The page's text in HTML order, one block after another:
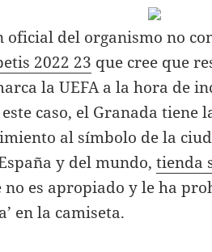
oficial del organismo no
2022 23 que cree que
la UEFA a la hora de
caso, el Granada
al símbolo de la
y del mundo,tienda
no es apropiado y le ha
en la camiseta.